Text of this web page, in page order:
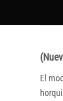
El